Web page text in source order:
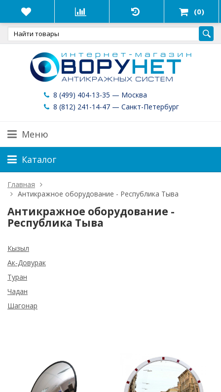
(0)
8 (499) 404-13-35 — Москва
8 (812) 241-14-47 — Санкт-Петербург
Меню
Каталог
Главная
Антикражное оборудование - Республика Тыва
Антикражное оборудование -
Республика Тыва
Кызыл
Ак-Довурак
Туран
Чадан
Шагонар